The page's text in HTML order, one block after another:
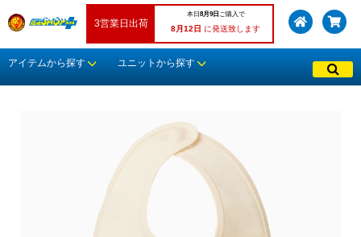
3営業日出荷
本日 8月9日 ご購入で
8月12日 に発送致します
アイテムから探す ユニットから探す